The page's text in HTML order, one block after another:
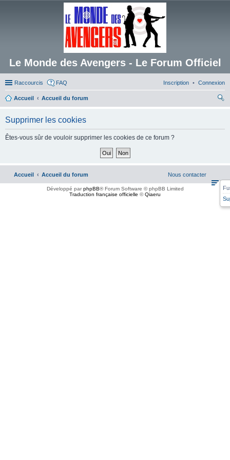
Le Monde des Avengers - Le Forum Officiel
Raccourcis FAQ Connexion
Inscription
Accueil
Accueil du forum
Supprimer les cookies
Êtes-vous sûr de vouloir supprimer les cookies de ce forum ?
Accueil Accueil du forum Nous contacter
Développé parphpBB® Forum Software © phpBB Limited
Traduction française officielle ©Qiaeru